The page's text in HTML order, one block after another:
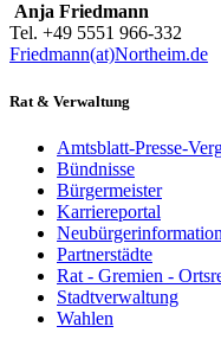
Anja Friedmann
Tel. +49 5551 966-332
Friedmann(at)Northeim.de
Rat & Verwaltung
Amtsblatt-Presse-
Bündnisse
Bürgermeister
Karriereportal
Neubürgerinformation
Partnerstädte
Rat - Gremien -
Stadtverwaltung
Wahlen